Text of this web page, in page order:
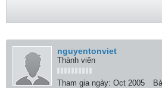
nguyentonviet
Thành viên
Tham gia ngày: Oct 2005